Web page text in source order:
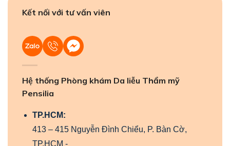
Kết nối với tư vấn viên
Hệ thống Phòng khám Da liễu Thẩm mỹ
Pensilia
TP.HCM:
413 – 415 Nguyễn Đình Chiểu, P. Bàn Cờ,
TP.HCM -